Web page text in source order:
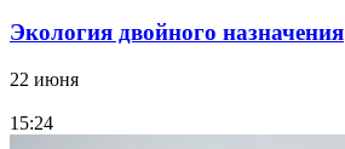
Экология двойного назначения
22 июня
15:24